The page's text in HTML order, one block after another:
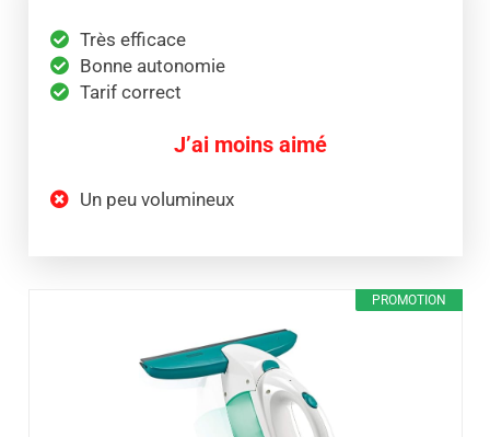
Très efficace
Bonne autonomie
Tarif correct
J’ai moins aimé
Un peu volumineux
PROMOTION